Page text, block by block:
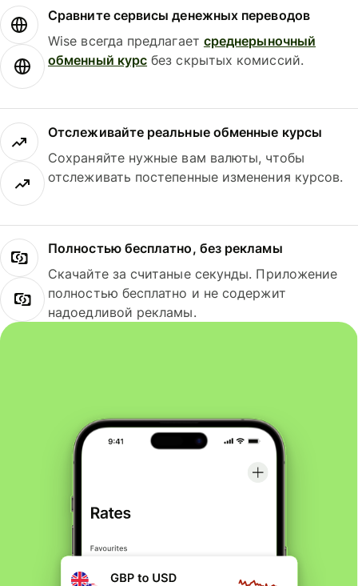
Сравните сервисы денежных переводов
Wise всегда предлагает среднерыночный
обменный курс без скрытых комиссий.
Отслеживайте реальные обменные курсы
Сохраняйте нужные вам валюты, чтобы
отслеживать постепенные изменения курсов.
Полностью бесплатно, без рекламы
Скачайте за считаные секунды. Приложение
полностью бесплатно и не содержит
надоедливой рекламы.